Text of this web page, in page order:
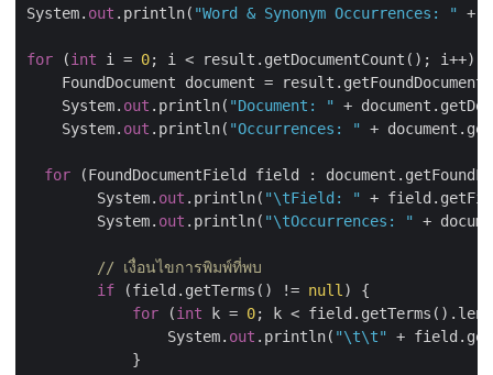
System. out .println( "Word & Synonym Occurrences: " +
for (int i = 0; i < result.getDocumentCount(); i++) {
FoundDocument document =
    System.
out .println( "Document: "
+
    System.
out .println( "Occurrences: " +
for (FoundDocumentField field :
        System.
out .println( "\tField: "
+
        System.
out .println( "\tOccurrences: " +
// เงื่อนไขการพิมพ์ที่พบ
if (field.getTerms() != null ) {
for (int k = 0; k <
                System.
out .println( "\t\t"
+
            }